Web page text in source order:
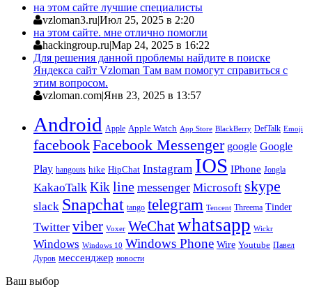
на этом сайте лучшие специалисты
vzloman3.ru|Июл 25, 2025 в 2:20
на этом сайте. мне отлично помогли
hackingroup.ru|Мар 24, 2025 в 16:22
Для решения данной проблемы найдите в поиске
Яндекса сайт Vzloman Там вам помогут справиться с
этим вопросом.
vzloman.com|Янв 23, 2025 в 13:57
Android Apple Apple Watch App Store BlackBerry DefTalk Emoji
facebookFacebook Messenger google Google
Play hangouts hike HipChat Instagram IOS IPhone Jongla
KakaoTalk Kik line messenger Microsoft skype
slack Snapchat tango telegram Tencent Threema Tinder
Twitter viber Voxer WeChatwhatsapp Wickr
Windows Windows 10 Windows Phone Wire Youtube Павел
Дуров мессенджер новости
Ваш выбор